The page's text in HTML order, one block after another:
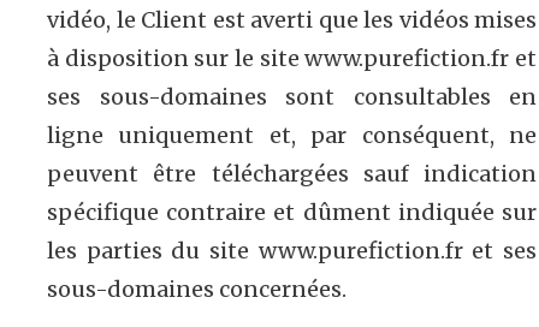
vidéo, le Client est averti que les vidéos mises
à disposition sur le site www.purefiction.fr et
ses sous-domaines sont consultables en
ligne uniquement et, par conséquent, ne
peuvent être téléchargées sauf indication
spécifique contraire et dûment indiquée sur
les parties du site www.purefiction.fr et ses
sous-domaines concernées.